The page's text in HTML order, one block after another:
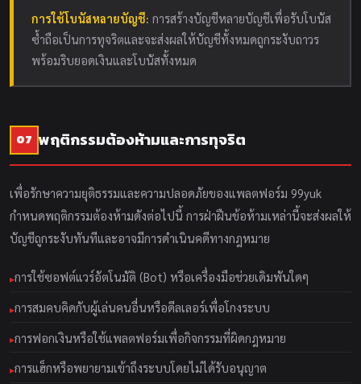
การใช้โบนัสหลายบัญชี: การสร้างบัญชีหลายบัญชีเพื่อรับโบนัส
ซ้ำถือเป็นการทุจริตและจะส่งผลให้บัญชีทั้งหมดถูกระงับถาวร
พร้อมริบยอดเงินและโบนัสทั้งหมด
07 พฤติกรรมต้องห้ามและการทุจริต
เพื่อรักษาความยุติธรรมและความปลอดภัยของแพลตฟอร์ม 99yuk
กำหนดพฤติกรรมต้องห้ามดังต่อไปนี้ การฝ่าฝืนข้อห้ามเหล่านี้จะส่งผลให้
บัญชีถูกระงับทันทีและอาจมีการดำเนินคดีทางกฎหมาย
การใช้ซอฟต์แวร์อัตโนมัติ (Bot) หรือเครื่องมือช่วยเดิมพันใดๆ
การสมคบคิดกับผู้เล่นคนอื่นหรือดีลเลอร์เพื่อโกงระบบ
การฟอกเงินหรือใช้แพลตฟอร์มเพื่อกิจกรรมที่ผิดกฎหมาย
การแฮ็กหรือพยายามเข้าถึงระบบโดยไม่ได้รับอนุญาต